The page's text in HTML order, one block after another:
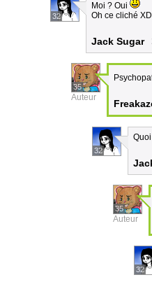
32
Moi ? Oui
Oh ce cliché XD
Jack Sugar
35
Auteur
32
35
Auteur
32